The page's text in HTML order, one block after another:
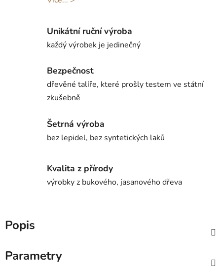
Unikátní ruční výroba
každý výrobek je jedinečný
Bezpečnost
dřevěné talíře, které prošly testem ve státní
zkušebně
Šetrná výroba
bez lepidel, bez syntetických laků
Kvalita z přírody
výrobky z bukového, jasanového dřeva
Popis
Parametry